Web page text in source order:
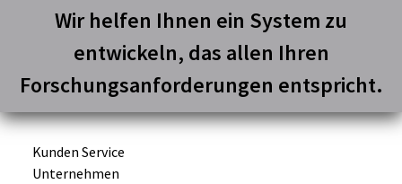
Wir helfen Ihnen ein System zu
entwickeln, das allen Ihren
Forschungsanforderungen entspricht.
Kunden Service
Unternehmen